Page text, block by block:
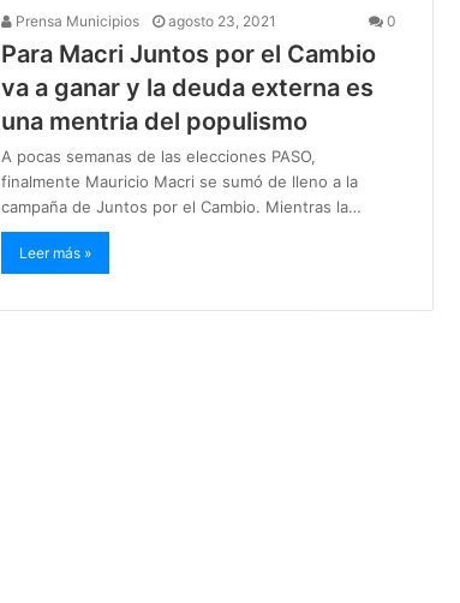
Prensa Municipios agosto 23, 2021 0
Para Macri Juntos por el Cambio
va a ganar y la deuda externa es
una mentria del populismo
A pocas semanas de las elecciones PASO,
finalmente Mauricio Macri se sumó de lleno a la
campaña de Juntos por el Cambio. Mientras la…
Leer más »